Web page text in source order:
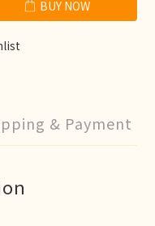
BUY NOW
& Payment